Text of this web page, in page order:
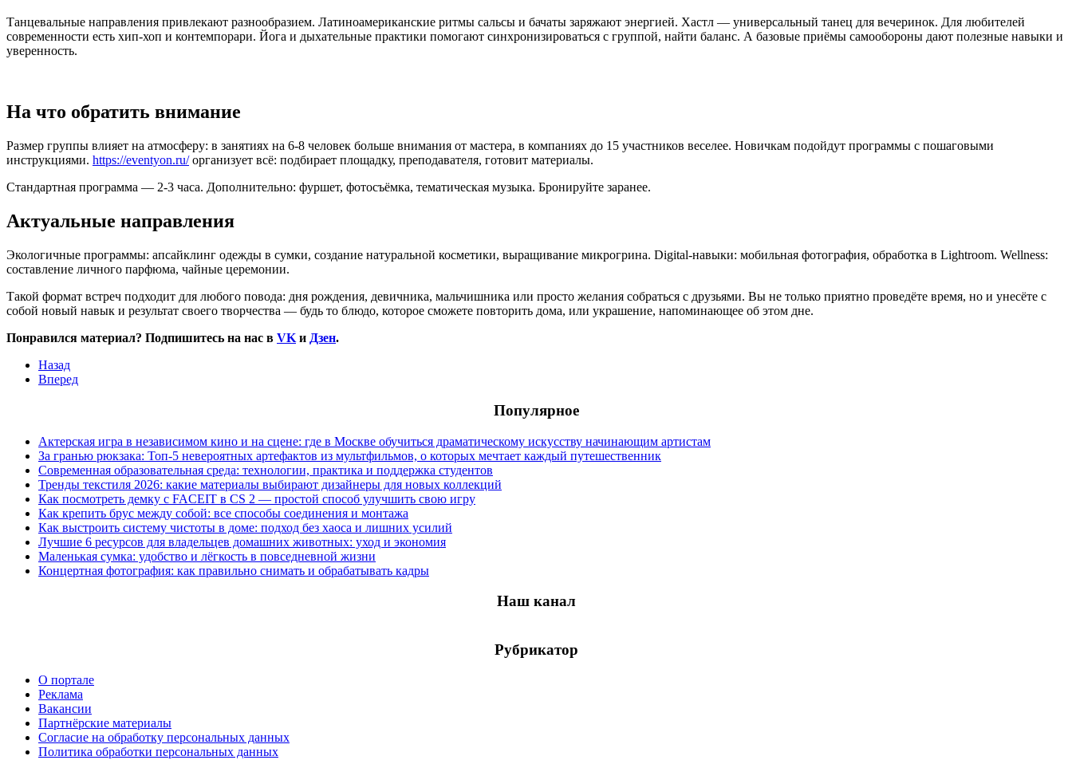
Танцевальные направления привлекают разнообразием. Латиноамериканские ритмы сальсы и бачаты заряжают энергией. Хастл — универсальный танец для вечеринок. Для любителей
современности есть хип-хоп и контемпорари. Йога и дыхательные практики помогают синхронизироваться с группой, найти баланс. А базовые приёмы самообороны дают полезные навыки и
уверенность.
На что обратить внимание
Размер группы влияет на атмосферу: в занятиях на 6-8 человек больше внимания от мастера, в компаниях до 15 участников веселее. Новичкам подойдут программы с пошаговыми
инструкциями. https://eventyon.ru/организует всё: подбирает площадку, преподавателя, готовит материалы.
Стандартная программа — 2-3 часа. Дополнительно: фуршет, фотосъёмка, тематическая музыка. Бронируйте заранее.
Актуальные направления
Экологичные программы: апсайклинг одежды в сумки, создание натуральной косметики, выращивание микрогрина. Digital-навыки: мобильная фотография, обработка в Lightroom. Wellness:
составление личного парфюма, чайные церемонии.
Такой формат встреч подходит для любого повода: дня рождения, девичника, мальчишника или просто желания собраться с друзьями. Вы не только приятно проведёте время, но и унесёте с
собой новый навык и результат своего творчества — будь то блюдо, которое сможете повторить дома, или украшение, напоминающее об этом дне.
Понравился материал? Подпишитесь на нас в VK и Дзен.
Назад
Вперед
Популярное
Актерская игра в независимом кино и на сцене: где в Москве обучиться драматическому искусству начинающим артистам
За гранью рюкзака: Топ-5 невероятных артефактов из мультфильмов, о которых мечтает каждый путешественник
Современная образовательная среда: технологии, практика и поддержка студентов
Тренды текстиля 2026: какие материалы выбирают дизайнеры для новых коллекций
Как посмотреть демку с FACEIT в CS 2 — простой способ улучшить свою игру
Как крепить брус между собой: все способы соединения и монтажа
Как выстроить систему чистоты в доме: подход без хаоса и лишних усилий
Лучшие 6 ресурсов для владельцев домашних животных: уход и экономия
Маленькая сумка: удобство и лёгкость в повседневной жизни
Концертная фотография: как правильно снимать и обрабатывать кадры
Наш канал
Рубрикатор
О портале
Реклама
Вакансии
Партнёрские материалы
Согласие на обработку персональных данных
Политика обработки персональных данных